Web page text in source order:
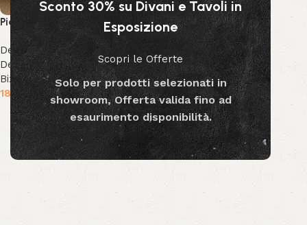
Sconto 30% su Divani e Tavoli in
Esposizione
Scopri le Offerte
Solo per prodotti selezionati in
showroom, Offerta valida fino ad
esaurimento disponibilità.
Pianta Palma Cycas 120 cm
Decor & Accessori
Piante
Decorative,Collezione
Bizzotto,Collezione Decor
189.99 €
Aggiungi al carrello